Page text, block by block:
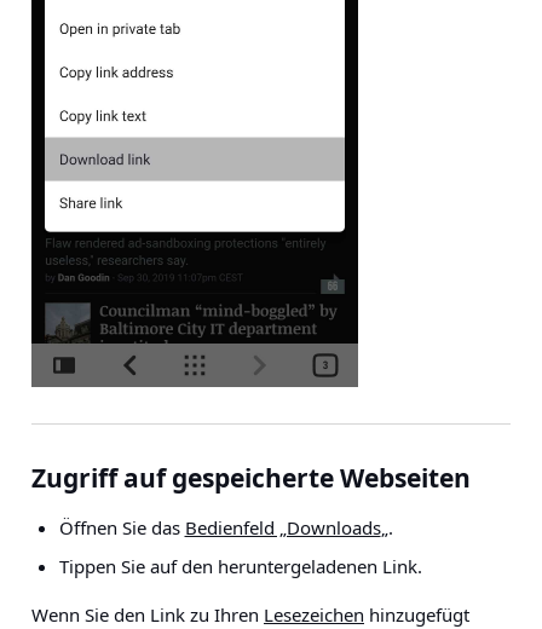
Zugriff auf gespeicherte Webseiten
Öffnen Sie das Bedienfeld „Downloads„.
Tippen Sie auf den heruntergeladenen Link.
Wenn Sie den Link zu Ihren Lesezeichen hinzugefügt